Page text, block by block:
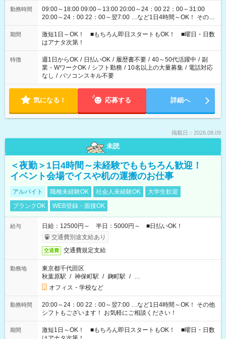
勤務時間
09:00～18:00 09:00～13:00 20:00～24：00 22：00～31:00
20:00～24：00 22：00～翌7:00 …など1日4時間～OK！ その他
シフトもございます！ お気軽にご相談ください！
期間
激短1日～OK！ ■もちろん即日スタートもOK！ ■曜日・日数
はアナタ次第！
特徴 週1日からOK / 日払いOK / 履歴書不要 / 40～50代活躍中 / 副
業・WワークOK / シフト勤務 / 10名以上の大量募集 / 電話対応
なし / パソコンスキル不要
気になる！ 応募する 詳細へ
掲載日：2026.08.09
未読
＜夜勤＞1日4時間～未経験でももちろん歓迎！
イベント会場でイスや机の運搬のお仕事
アルバイト 職種未経験OK 社会人未経験OK
大学生歓迎
ブランクOK
WEB登録・面接OK
給与
日給：12500円～ 半日：5000円～ ■日払いOK！
交通費別途支給あり
交通費 交通費規定支給
勤務地
東京都千代田区
秋葉原駅 / 神保町駅 / 麹町駅 / …
オフィス・学校など
勤務時間
20:00～24：00 22：00～翌7:00 …など1日4時間～OK！ その他
シフトもございます！ お気軽にご相談ください！
期間
激短1日～OK！ ■もちろん即日スタートもOK！ ■曜日・日数